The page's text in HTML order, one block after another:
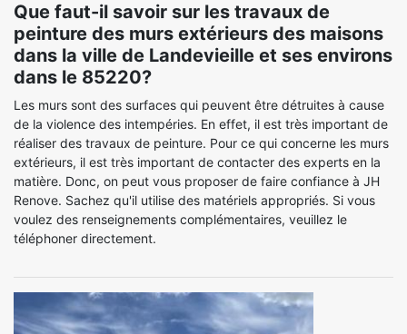
Que faut-il savoir sur les travaux de
peinture des murs extérieurs des maisons
dans la ville de Landevieille et ses environs
dans le 85220?
Les murs sont des surfaces qui peuvent être détruites à cause
de la violence des intempéries. En effet, il est très important de
réaliser des travaux de peinture. Pour ce qui concerne les murs
extérieurs, il est très important de contacter des experts en la
matière. Donc, on peut vous proposer de faire confiance à JH
Renove. Sachez qu'il utilise des matériels appropriés. Si vous
voulez des renseignements complémentaires, veuillez le
téléphoner directement.